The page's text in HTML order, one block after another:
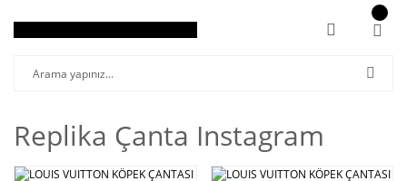
Replika Çanta Instagram